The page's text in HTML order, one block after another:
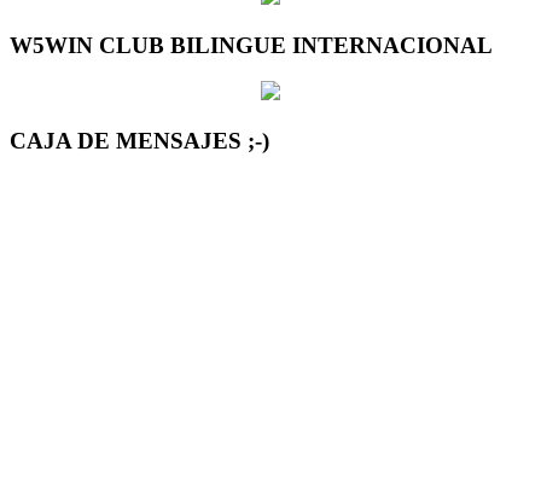
W5WIN CLUB BILINGUE INTERNACIONAL
CAJA DE MENSAJES ;-)